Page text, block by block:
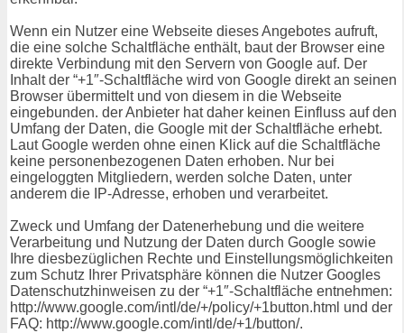
Wenn ein Nutzer eine Webseite dieses Angebotes aufruft,
die eine solche Schaltfläche enthält, baut der Browser eine
direkte Verbindung mit den Servern von Google auf. Der
Inhalt der “+1″-Schaltfläche wird von Google direkt an seinen
Browser übermittelt und von diesem in die Webseite
eingebunden. der Anbieter hat daher keinen Einfluss auf den
Umfang der Daten, die Google mit der Schaltfläche erhebt.
Laut Google werden ohne einen Klick auf die Schaltfläche
keine personenbezogenen Daten erhoben. Nur bei
eingeloggten Mitgliedern, werden solche Daten, unter
anderem die IP-Adresse, erhoben und verarbeitet.
Zweck und Umfang der Datenerhebung und die weitere
Verarbeitung und Nutzung der Daten durch Google sowie
Ihre diesbezüglichen Rechte und Einstellungsmöglichkeiten
zum Schutz Ihrer Privatsphäre können die Nutzer Googles
Datenschutzhinweisen zu der “+1″-Schaltfläche entnehmen:
http://www.google.com/intl/de/+/policy/+1button.html und der
FAQ: http://www.google.com/intl/de/+1/button/.